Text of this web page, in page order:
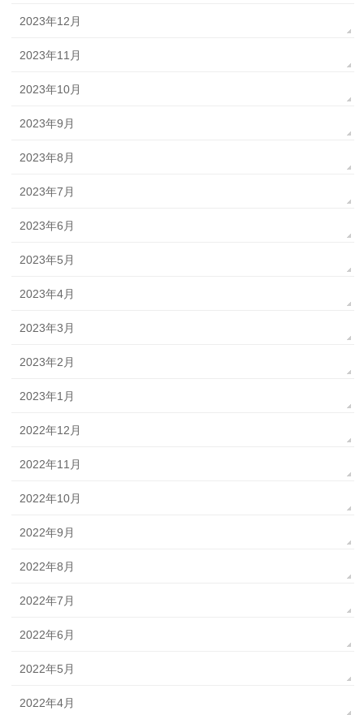
2023年12月
2023年11月
2023年10月
2023年9月
2023年8月
2023年7月
2023年6月
2023年5月
2023年4月
2023年3月
2023年2月
2023年1月
2022年12月
2022年11月
2022年10月
2022年9月
2022年8月
2022年7月
2022年6月
2022年5月
2022年4月